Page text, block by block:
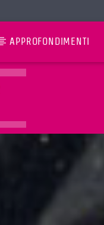
APPROFONDIMENTI